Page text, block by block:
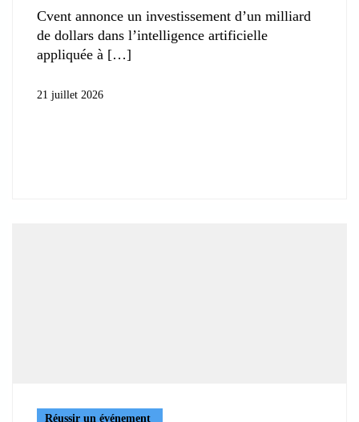
Cvent annonce un investissement d’un milliard
de dollars dans l’intelligence artificielle
appliquée à
21 juillet 2026
Réussir un événement